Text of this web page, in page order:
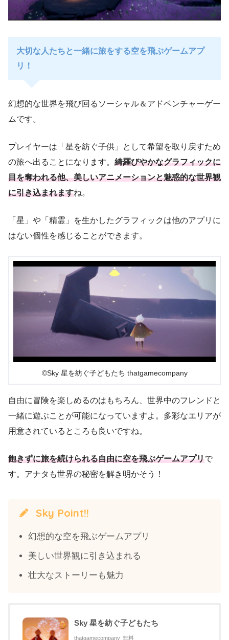
大切な人たちと一緒に旅をする空を飛ぶゲームアプ
リ！
幻想的な世界を飛び回るソーシャル＆アドベンチャーゲー
ムです。
プレイヤーは「星を紡ぐ子供」として希望を取り戻すため
の旅へ出ることになります。 綺羅びやかなグラフィックに
目を奪われる他、美しいアニメーションと魅惑的な世界観
に引き込まれますね。
「星」や「精霊」を生かしたグラフィックは他のアプリに
はない個性を感じることができます。
©Sky 星を紡ぐ子どもたち thatgamecompany
自由に冒険を楽しめるのはもちろん、世界中のフレンドと
一緒に遊ぶことが可能になっていますよ。多彩なエリアが
用意されているところも良いですね。
飽きずに旅を続けられる自由に空を飛ぶゲームアプリで
す。アナタも世界の秘密を解き明かそう！
Sky Point!!
幻想的な空を飛ぶゲームアプリ
美しい世界観に引き込まれる
壮大なストーリーも魅力
Sky 星を紡ぐ子どもたち
thatgamecompany 無料